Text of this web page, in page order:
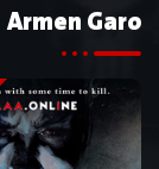
Armen Garo